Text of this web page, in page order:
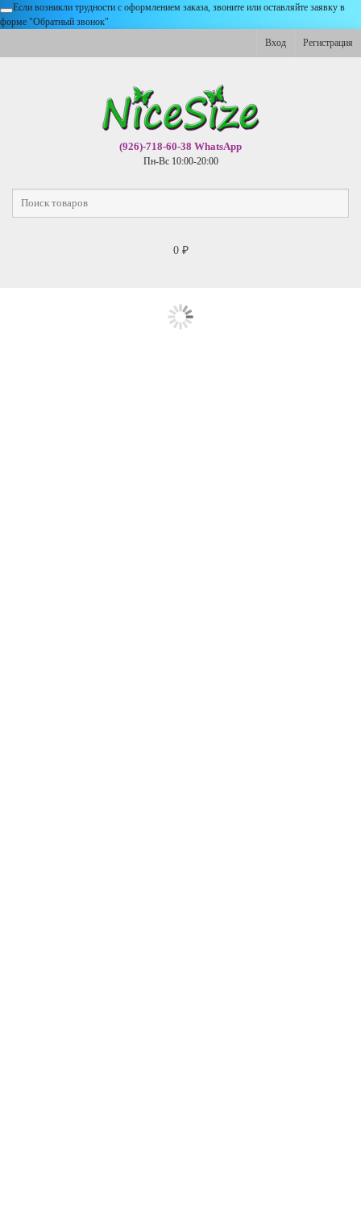
Если возникли трудности с оформлением заказа, звоните или оставляйте заявку в
форме "Обратный звонок"
Вход
Регистрация
(926)-718-60-38 WhatsApp
Пн-Вс 10:00-20:00
0 ₽